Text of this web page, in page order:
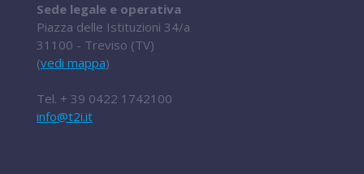
Sede legale e operativa
Piazza delle Istituzioni 34/a
31100 - Treviso (TV)
(vedi mappa)
Tel. + 39 0422 1742100
info@t2i.it